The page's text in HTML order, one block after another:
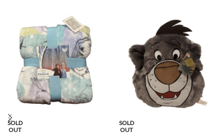
SOLD
OUT
SOLD
OUT